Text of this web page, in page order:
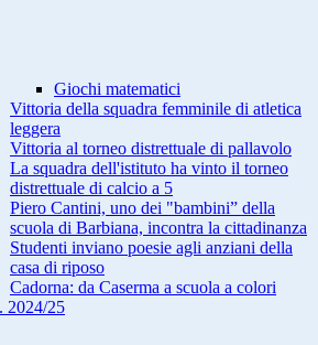
Giochi matematici
Vittoria della squadra femminile di atletica
leggera
Vittoria al torneo distrettuale di pallavolo
La squadra dell'istituto ha vinto il torneo
distrettuale di calcio a 5
Piero Cantini, uno dei "bambini” della
scuola di Barbiana, incontra la cittadinanza
Studenti inviano poesie agli anziani della
casa di riposo
Cadorna: da Caserma a scuola a colori
2024/25